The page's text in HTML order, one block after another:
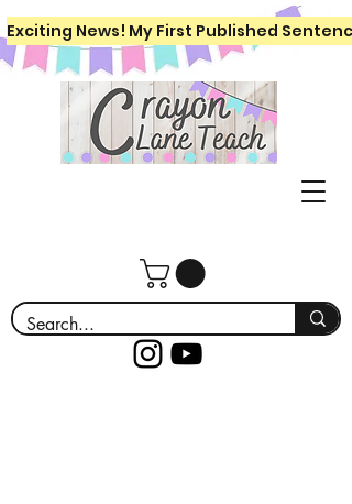
Exciting News! My First Published